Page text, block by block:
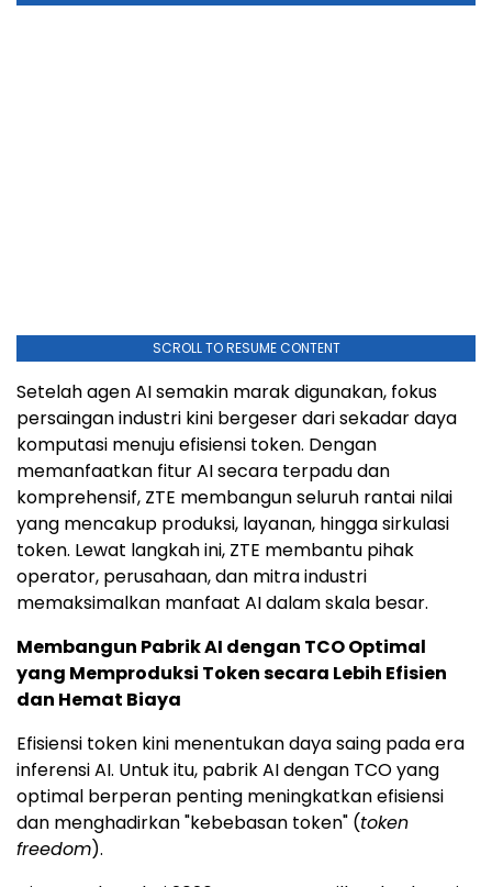
SCROLL TO RESUME CONTENT
Setelah agen AI semakin marak digunakan, fokus
persaingan industri kini bergeser dari sekadar daya
komputasi menuju efisiensi token. Dengan
memanfaatkan fitur AI secara terpadu dan
komprehensif, ZTE membangun seluruh rantai nilai
yang mencakup produksi, layanan, hingga sirkulasi
token. Lewat langkah ini, ZTE membantu pihak
operator, perusahaan, dan mitra industri
memaksimalkan manfaat AI dalam skala besar.
Membangun Pabrik AI dengan TCO Optimal
yang Memproduksi Token secara Lebih Efisien
dan Hemat Biaya
Efisiensi token kini menentukan daya saing pada era
inferensi AI. Untuk itu, pabrik AI dengan TCO yang
optimal berperan penting meningkatkan efisiensi
dan menghadirkan "kebebasan token" (token
freedom).